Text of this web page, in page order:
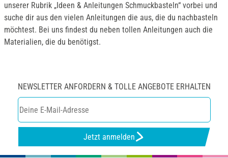
unserer Rubrik „Ideen & Anleitungen Schmuckbasteln“ vorbei und
suche dir aus den vielen Anleitungen die aus, die du nachbasteln
möchtest. Bei uns findest du neben tollen Anleitungen auch die
Materialien, die du benötigst.
NEWSLETTER ANFORDERN & TOLLE ANGEBOTE ERHALTEN
Jetzt anmelden